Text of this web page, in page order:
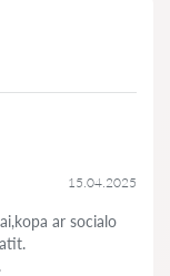
15.04.2025
ar socialo